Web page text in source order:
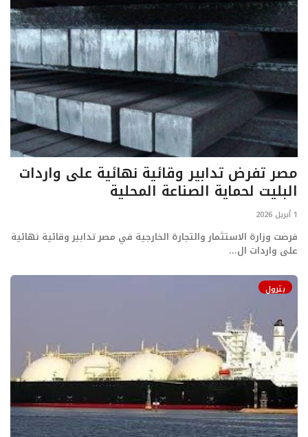
مصر تفرض تدابير وقائية نهائية على واردات
البليت لحماية الصناعة المحلية
1 أبريل 2026
فرضت وزارة الاستثمار والتجارة الخارجية في مصر تدابير وقائية نهائية
على واردات ال...
بترول